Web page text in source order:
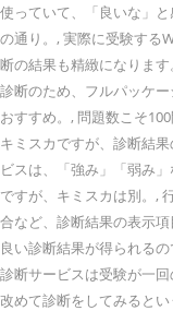
使っていて、「良いな」
の通り。, 実際に受験する
断の結果も精緻になりま
診断のため、フルパッケ
おすすめ。, 問題数こそ
キミスカですが、診断結
ビスは、「強み」「弱み
ですが、キミスカは別。,
合など、診断結果の表示
良い診断結果が得られる
診断サービスは受験が一
改めて診断をしてみると